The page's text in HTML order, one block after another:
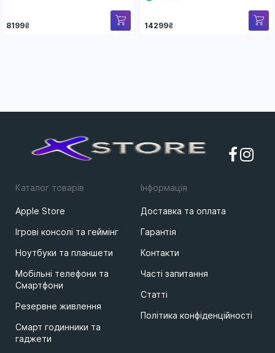
8199₴ 14299₴
Каталог товарів
Apple Store
Ігрові консолі та геймінг
Ноутбуки та планшети
Мобільні телефони та
Смартфони
Резервне живлення
Смарт годинники та
гаджети
Iнформацiя
Доставка та оплата
Гарантія
Контакти
Часті запитання
Статті
Політика конфіденційності